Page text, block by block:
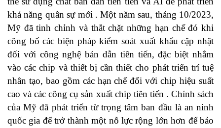
khả năng quân sự mới . Một năm sau, tháng 10/2023,
Mỹ đã tinh chỉnh và thắt chặt những hạn chế đó khi
công bố các biện pháp kiểm soát xuất khẩu cập nhật
đối với công nghệ bán dẫn tiên tiến, đặc biệt nhắm
vào các chip và thiết bị cần thiết cho phát triển trí tuệ
nhân tạo, bao gồm các hạn chế đối với chip hiệu suất
cao và các công cụ sản xuất chip tiên tiến . Chính sách
của Mỹ đã phát triển từ trọng tâm ban đầu là an ninh
quốc gia để trở thành một nỗ lực rộng lớn hơn để bảo